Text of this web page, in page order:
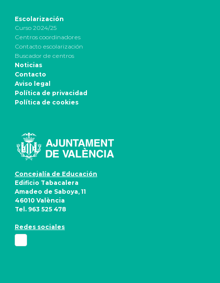
Escolarización
Curso 2024/25
Centros coordinadores
Contacto escolarización
Buscador de centros
Noticias
Contacto
Aviso legal
Política de privacidad
Política de cookies
Concejalía de Educación
Edificio Tabacalera
Amadeo de Saboya, 11
46010 València
Tel. 963 525 478
Redes sociales